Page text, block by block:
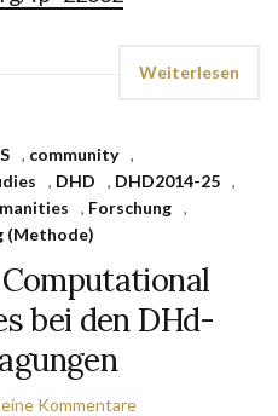
Weiterlesen
, community ,
, DHD , DHD2014-25
,
, Forschung ,
(Methode)
bei den DHd-
Kommentare